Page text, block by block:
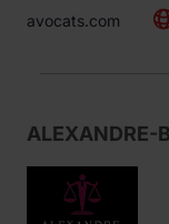
avocats.com
ALEXANDRE-